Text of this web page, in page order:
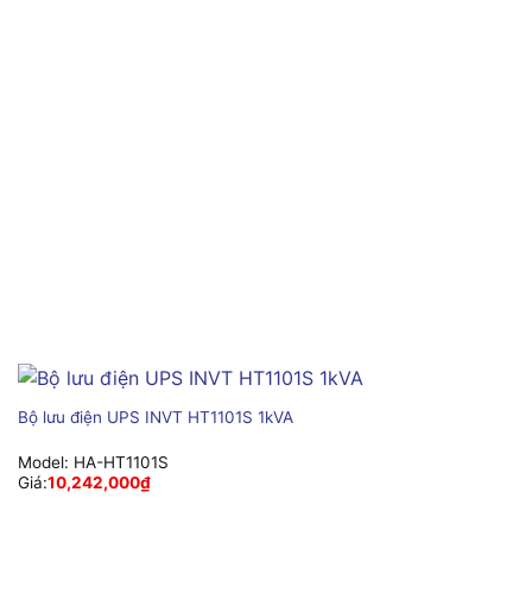
Bộ lưu điện UPS INVT HT1101S 1kVA
Model: HA-HT1101S
Giá:10,242,000₫